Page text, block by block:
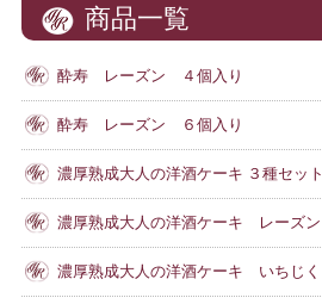
商品一覧
酔寿 レーズン ４個入り
酔寿 レーズン ６個入り
濃厚熟成大人の洋酒ケーキ ３種セット
濃厚熟成大人の洋酒ケーキ レーズン
濃厚熟成大人の洋酒ケーキ いちじく